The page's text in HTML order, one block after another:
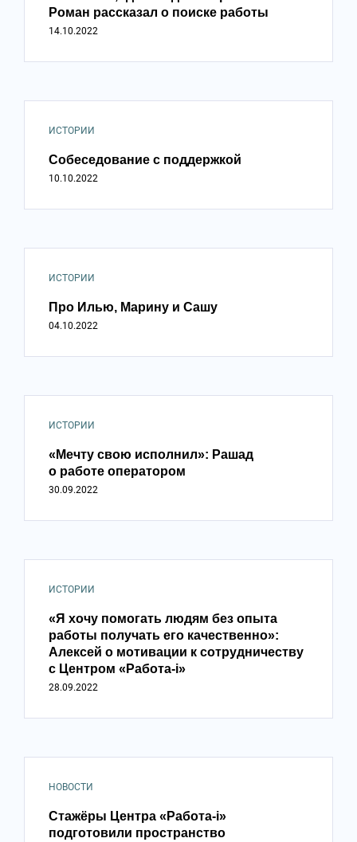
Роман рассказал о поиске работы
14.10.2022
ИСТОРИИ
Собеседование с поддержкой
10.10.2022
ИСТОРИИ
Про Илью, Марину и Сашу
04.10.2022
ИСТОРИИ
«Мечту свою исполнил»: Рашад
о работе оператором
30.09.2022
ИСТОРИИ
«Я хочу помогать людям без опыта
работы получать его качественно»:
Алексей о мотивации к сотрудничеству
с Центром «Работа-i»
28.09.2022
НОВОСТИ
Стажёры Центра «Работа-i»
подготовили пространство